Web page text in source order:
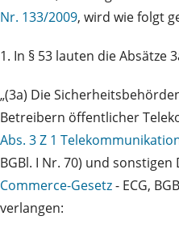
Nr. 133/2009, wird wie folgt
1. In § 53 lauten die Absätze
„(3a) Die
Betreibern öffentlicher
Abs. 3 Z 1
BGBl. I Nr. 70) und
Commerce-Gesetz- ECG,
verlangen: